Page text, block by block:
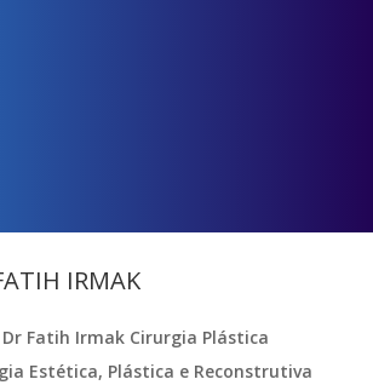
IRMAK
Fatih Irmak Cirurgia Plástica
Estética, Plástica e Reconstrutiva